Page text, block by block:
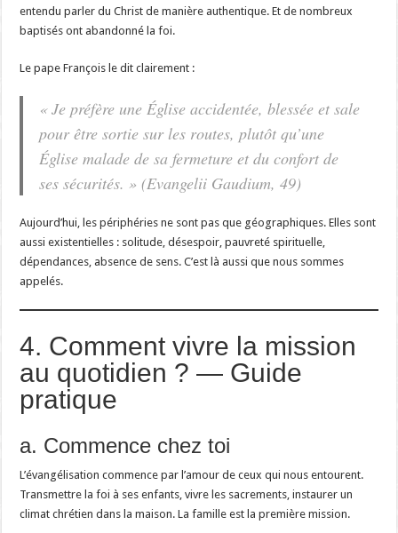
entendu parler du Christ de manière authentique. Et de nombreux
baptisés ont abandonné la foi.
Le pape François le dit clairement :
« Je préfère une Église accidentée, blessée et sale
pour être sortie sur les routes, plutôt qu’une
Église malade de sa fermeture et du confort de
ses sécurités. » (Evangelii Gaudium, 49)
Aujourd’hui, les périphéries ne sont pas que géographiques. Elles sont
aussi existentielles : solitude, désespoir, pauvreté spirituelle,
dépendances, absence de sens. C’est là aussi que nous sommes
appelés.
4. Comment vivre la mission
au quotidien ? — Guide
pratique
a. Commence chez toi
L’évangélisation commence par l’amour de ceux qui nous entourent.
Transmettre la foi à ses enfants, vivre les sacrements, instaurer un
climat chrétien dans la maison. La famille est la première mission.